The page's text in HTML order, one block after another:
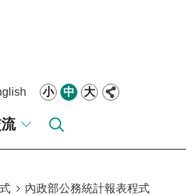
小 中 大
內政部公務統計報表程式